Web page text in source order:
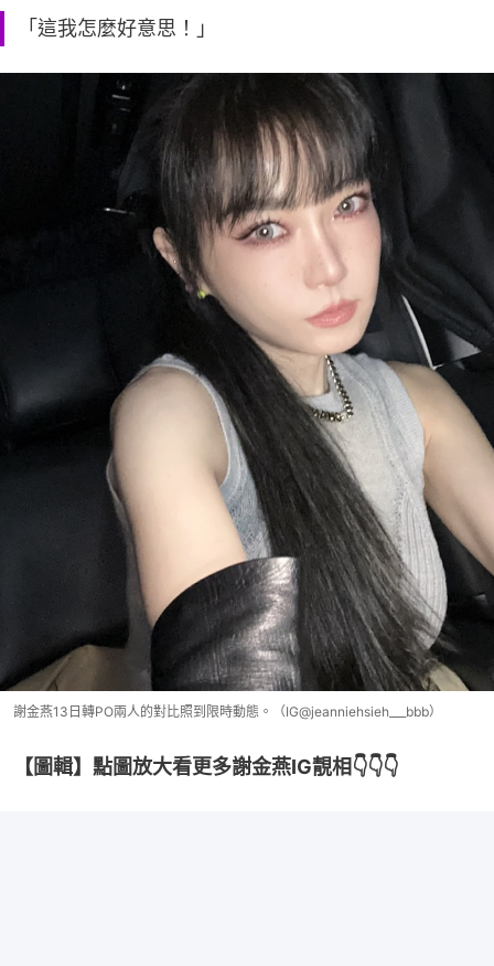
「這我怎麼好意思！」
謝金燕13日轉PO兩人的對比照到限時動態。（IG@jeanniehsieh___bbb）
【圖輯】點圖放大看更多謝金燕IG靚相👇👇👇